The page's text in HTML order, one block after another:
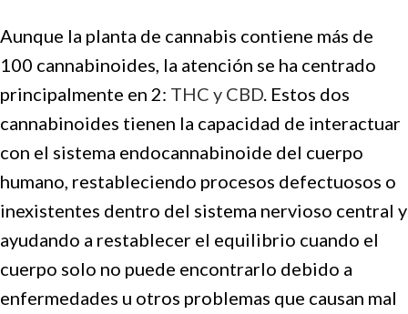
Aunque la planta de cannabis contiene más de
100 cannabinoides, la atención se ha centrado
principalmente en 2: THC y CBD . Estos dos
cannabinoides tienen la capacidad de interactuar
con el sistema endocannabinoide del cuerpo
humano, restableciendo procesos defectuosos o
inexistentes dentro del sistema nervioso central y
ayudando a restablecer el equilibrio cuando el
cuerpo solo no puede encontrarlo debido a
enfermedades u otros problemas que causan mal